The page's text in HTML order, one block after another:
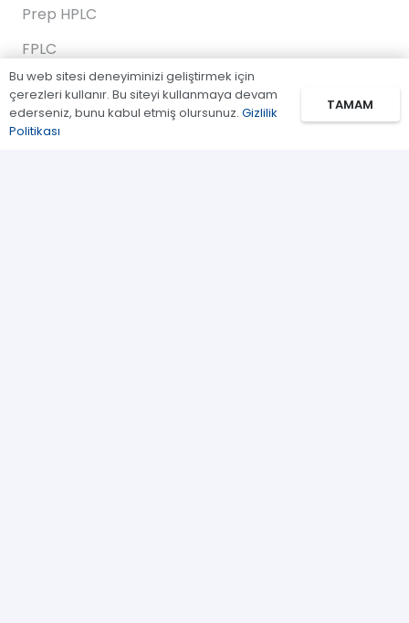
Prep HPLC
FPLC
Gaz Kromatografi
Standartlar/Reaktifler
Bu web sitesi deneyiminizi geliştirmek için
çerezleri kullanır. Bu siteyi kullanmaya devam
ederseniz, bunu kabul etmiş olursunuz. Gizlilik
Politikası
TAMAM